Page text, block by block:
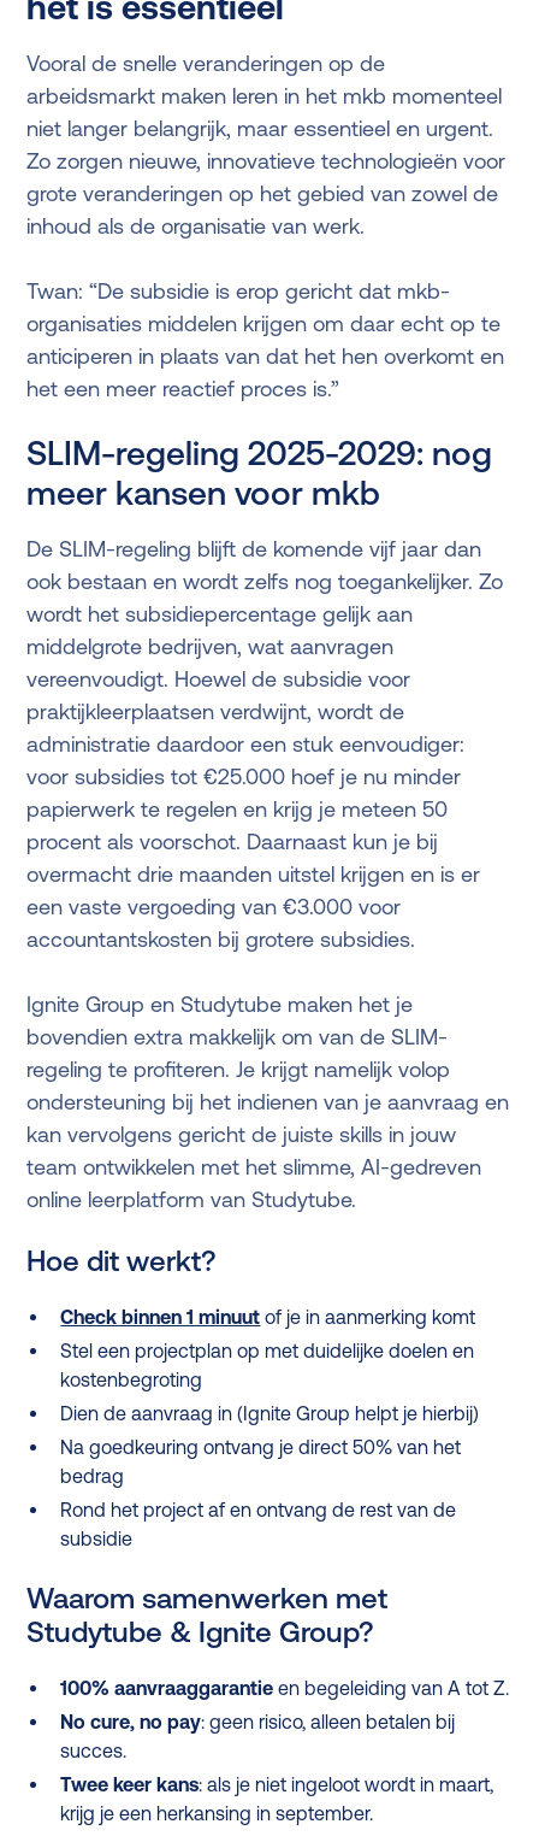
Vooral de snelle veranderingen op de
arbeidsmarkt maken leren in het mkb momenteel
niet langer belangrijk, maar essentieel en urgent.
Zo zorgen nieuwe, innovatieve technologieën voor
grote veranderingen op het gebied van zowel de
inhoud als de organisatie van werk.
Twan: “De subsidie is erop gericht dat mkb-
organisaties middelen krijgen om daar echt op te
anticiperen in plaats van dat het hen overkomt en
het een meer reactief proces is.”
SLIM-regeling 2025-2029: nog
meer kansen voor mkb
De SLIM-regeling blijft de komende vijf jaar dan
ook bestaan en wordt zelfs nog toegankelijker. Zo
wordt het subsidiepercentage gelijk aan
middelgrote bedrijven, wat aanvragen
vereenvoudigt. Hoewel de subsidie voor
praktijkleerplaatsen verdwijnt, wordt de
administratie daardoor een stuk eenvoudiger:
voor subsidies tot €25.000 hoef je nu minder
papierwerk te regelen en krijg je meteen 50
procent als voorschot. Daarnaast kun je bij
overmacht drie maanden uitstel krijgen en is er
een vaste vergoeding van €3.000 voor
accountantskosten bij grotere subsidies.
Ignite Group en Studytube maken het je
bovendien extra makkelijk om van de SLIM-
regeling te profiteren. Je krijgt namelijk volop
ondersteuning bij het indienen van je aanvraag en
kan vervolgens gericht de juiste skills in jouw
team ontwikkelen met het slimme, AI-gedreven
online leerplatform van Studytube.
Hoe dit werkt?
Check binnen 1 minuut of je in aanmerking komt
Stel een projectplan op met duidelijke doelen en
kostenbegroting
Dien de aanvraag in (Ignite Group helpt je hierbij)
Na goedkeuring ontvang je direct 50% van het
bedrag
Rond het project af en ontvang de rest van de
subsidie
Waarom samenwerken met
Studytube & Ignite Group?
100% aanvraaggarantie en begeleiding van A tot Z.
No cure, no pay: geen risico, alleen betalen bij
succes.
Twee keer kans: als je niet ingeloot wordt in maart,
krijg je een herkansing in september.